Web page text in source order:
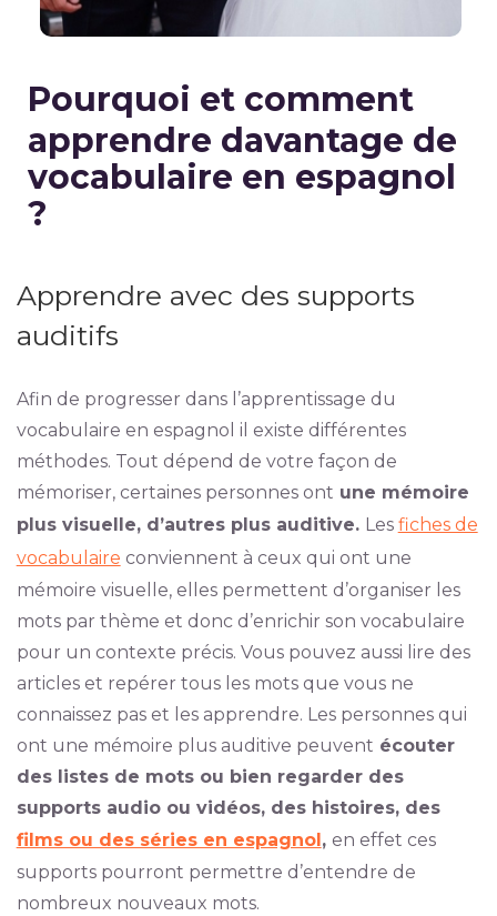
Pourquoi et comment
apprendre davantage de
vocabulaire en espagnol
?
Apprendre avec des supports
auditifs
Afin de progresser dans l’apprentissage du
vocabulaire en espagnol il existe différentes
méthodes. Tout dépend de votre façon de
mémoriser, certaines personnes ont une mémoire
plus visuelle, d’autres plus auditive. Les fiches de
vocabulaire conviennent à ceux qui ont une
mémoire visuelle, elles permettent d’organiser les
mots par thème et donc d’enrichir son vocabulaire
pour un contexte précis. Vous pouvez aussi lire des
articles et repérer tous les mots que vous ne
connaissez pas et les apprendre. Les personnes qui
ont une mémoire plus auditive peuvent écouter
des listes de mots ou bien regarder des
supports audio ou vidéos, des histoires, des
films ou des séries en espagnol , en effet ces
supports pourront permettre d’entendre de
nombreux nouveaux mots.